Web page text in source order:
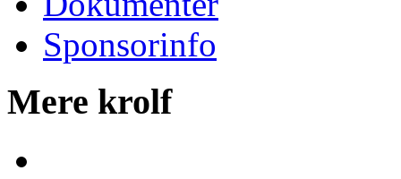
Sponsorinfo
Mere krolf